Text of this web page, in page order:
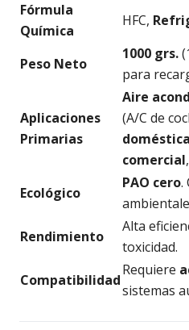
Fórmula
Química
HFC,
Peso Neto
1000 grs.
para
Aplicaciones
Primarias
Aire
(A/C de
comercial
Ecológico
PAO cero.
Rendimiento
Alta
toxicidad.
Compatibilidad
Requiere
sistemas